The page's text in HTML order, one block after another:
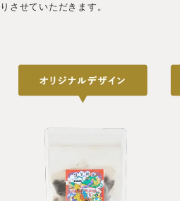
りさせていただきます。